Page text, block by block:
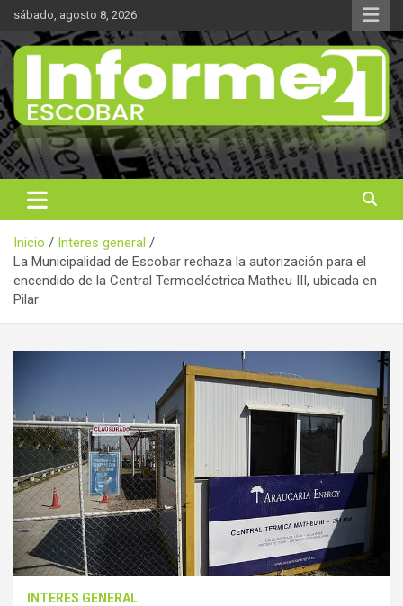
Saltar
contenido
sábado, agosto 8, 2026
Informe 21
Noticas reales
Inicio
Interes general
La Municipalidad de Escobar rechaza la autorización para el
encendido de la Central Termoeléctrica Matheu III, ubicada en
Pilar
INTERES GENERAL